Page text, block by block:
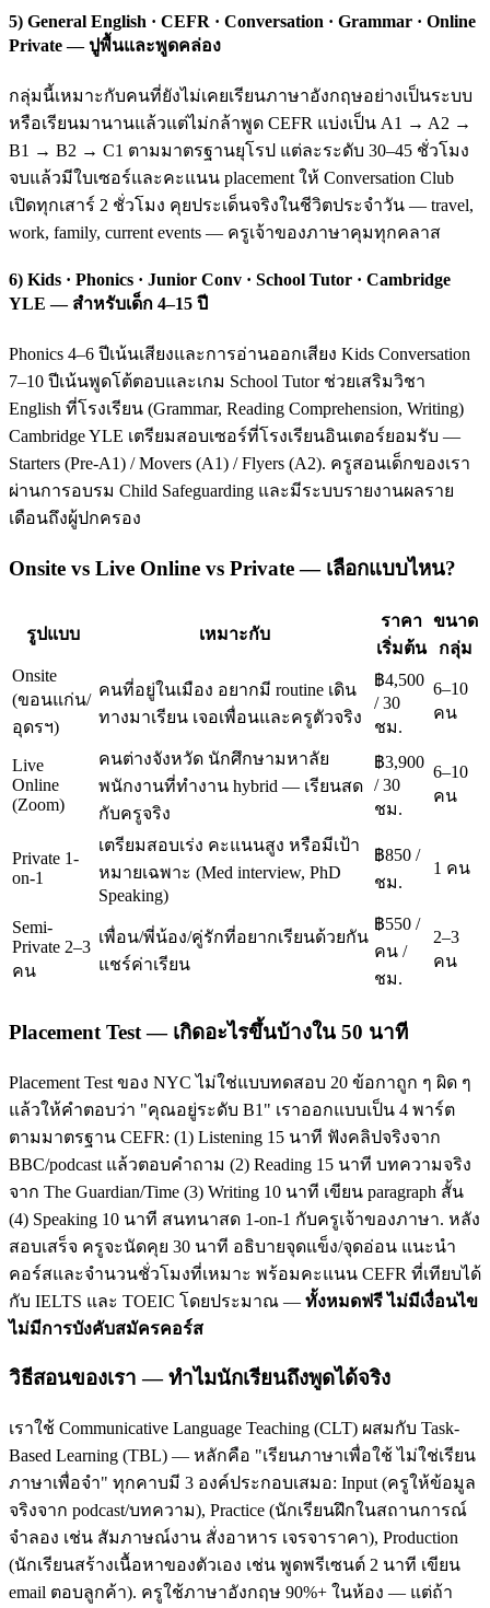
5) General English · CEFR · Conversation · Grammar · Online
Private — ปูพื้นและพูดคล่อง
กลุ่มนี้เหมาะกับคนที่ยังไม่เคยเรียนภาษาอังกฤษอย่างเป็นระบบ
หรือเรียนมานานแล้วแต่ไม่กล้าพูด CEFR แบ่งเป็น A1 → A2 →
B1 → B2 → C1 ตามมาตรฐานยุโรป แต่ละระดับ 30–45 ชั่วโมง
จบแล้วมีใบเซอร์และคะแนน placement ให้ Conversation Club
เปิดทุกเสาร์ 2 ชั่วโมง คุยประเด็นจริงในชีวิตประจำวัน — travel,
work, family, current events — ครูเจ้าของภาษาคุมทุกคลาส
6) Kids · Phonics · Junior Conv · School Tutor · Cambridge
YLE — สำหรับเด็ก 4–15 ปี
Phonics 4–6 ปีเน้นเสียงและการอ่านออกเสียง Kids Conversation
7–10 ปีเน้นพูดโต้ตอบและเกม School Tutor ช่วยเสริมวิชา
English ที่โรงเรียน (Grammar, Reading Comprehension, Writing)
Cambridge YLE เตรียมสอบเซอร์ที่โรงเรียนอินเตอร์ยอมรับ —
Starters (Pre-A1) / Movers (A1) / Flyers (A2). ครูสอนเด็กของเรา
ผ่านการอบรม Child Safeguarding และมีระบบรายงานผลราย
เดือนถึงผู้ปกครอง
Onsite vs Live Online vs Private — เลือกแบบไหน?
รูปแบบ เหมาะกับ
ราคา
เริ่มต้น
ขนาด
กลุ่ม
Onsite
(ขอนแก่น/
อุดรฯ)
คนที่อยู่ในเมือง อยากมี routine เดิน
ทางมาเรียน เจอเพื่อนและครูตัวจริง
฿4,500
/ 30
ชม.
6–10
คน
Live
Online
(Zoom)
คนต่างจังหวัด นักศึกษามหาลัย
พนักงานที่ทำงาน hybrid — เรียนสด
กับครูจริง
฿3,900
/ 30
ชม.
6–10
คน
Private 1-
on-1
เตรียมสอบเร่ง คะแนนสูง หรือมีเป้า
หมายเฉพาะ (Med interview, PhD
Speaking)
฿850 /
ชม.
1 คน
Semi-
Private 2–3
คน
เพื่อน/พี่น้อง/คู่รักที่อยากเรียนด้วยกัน
แชร์ค่าเรียน
฿550 /
คน /
ชม.
2–3
คน
Placement Test — เกิดอะไรขึ้นบ้างใน 50 นาที
Placement Test ของ NYC ไม่ใช่แบบทดสอบ 20 ข้อกาถูก ๆ ผิด ๆ
แล้วให้คำตอบว่า "คุณอยู่ระดับ B1" เราออกแบบเป็น 4 พาร์ต
ตามมาตรฐาน CEFR: (1) Listening 15 นาที ฟังคลิปจริงจาก
BBC/podcast แล้วตอบคำถาม (2) Reading 15 นาที บทความจริง
จาก The Guardian/Time (3) Writing 10 นาที เขียน paragraph สั้น
(4) Speaking 10 นาที สนทนาสด 1-on-1 กับครูเจ้าของภาษา. หลัง
สอบเสร็จ ครูจะนัดคุย 30 นาที อธิบายจุดแข็ง/จุดอ่อน แนะนำ
คอร์สและจำนวนชั่วโมงที่เหมาะ พร้อมคะแนน CEFR ที่เทียบได้
กับ IELTS และ TOEIC โดยประมาณ — ทั้งหมดฟรี ไม่มีเงื่อนไข
ไม่มีการบังคับสมัครคอร์ส
วิธีสอนของเรา — ทำไมนักเรียนถึงพูดได้จริง
เราใช้ Communicative Language Teaching (CLT) ผสมกับ Task-
Based Learning (TBL) — หลักคือ "เรียนภาษาเพื่อใช้ ไม่ใช่เรียน
ภาษาเพื่อจำ" ทุกคาบมี 3 องค์ประกอบเสมอ: Input (ครูให้ข้อมูล
จริงจาก podcast/บทความ), Practice (นักเรียนฝึกในสถานการณ์
จำลอง เช่น สัมภาษณ์งาน สั่งอาหาร เจรจาราคา), Production
(นักเรียนสร้างเนื้อหาของตัวเอง เช่น พูดพรีเซนต์ 2 นาที เขียน
email ตอบลูกค้า). ครูใช้ภาษาอังกฤษ 90%+ ในห้อง — แต่ถ้า